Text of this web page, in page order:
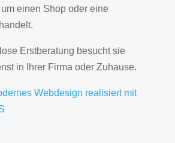
einen Shop oder eine
Erstberatung besucht sie
in Ihrer Firma oder Zuhause.
Webdesign realisiert mit